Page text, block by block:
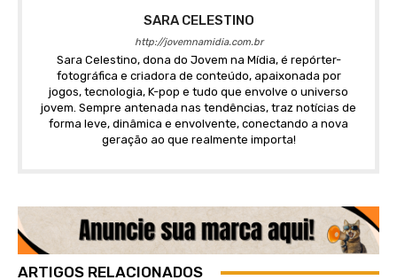
SARA CELESTINO
http://jovemnamidia.com.br
Sara Celestino, dona do Jovem na Mídia, é repórter-
fotográfica e criadora de conteúdo, apaixonada por
jogos, tecnologia, K-pop e tudo que envolve o universo
jovem. Sempre antenada nas tendências, traz notícias de
forma leve, dinâmica e envolvente, conectando a nova
geração ao que realmente importa!
ARTIGOS RELACIONADOS